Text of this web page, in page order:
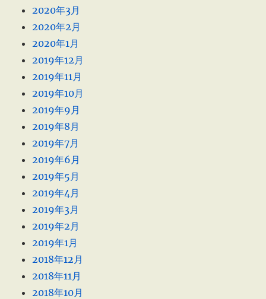
2020年3月
2020年2月
2020年1月
2019年12月
2019年11月
2019年10月
2019年9月
2019年8月
2019年7月
2019年6月
2019年5月
2019年4月
2019年3月
2019年2月
2019年1月
2018年12月
2018年11月
2018年10月